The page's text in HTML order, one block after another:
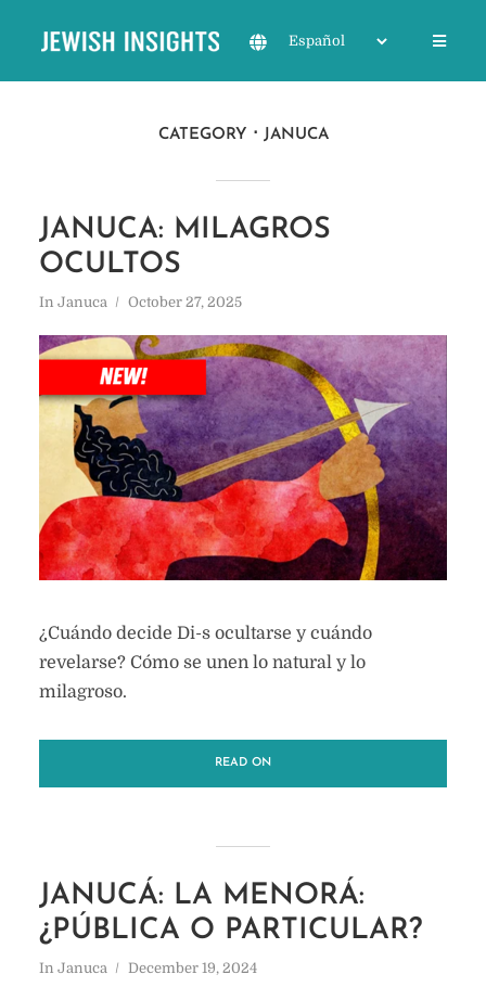
CATEGORY JANUCA
JANUCA: MILAGROS
OCULTOS
In Januca October 27, 2025
¿Cuándo decide Di-s ocultarse y cuándo
revelarse? Cómo se unen lo natural y lo
milagroso.
READ ON
JANUCÁ: LA MENORÁ:
¿PÚBLICA O PARTICULAR?
In Januca December 19, 2024